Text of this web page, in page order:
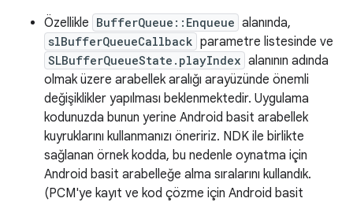
Özellikle BufferQueue::Enqueue alanında,
slBufferQueueCallback parametre listesinde ve
SLBufferQueueState.playIndex alanının adında
olmak üzere arabellek aralığı arayüzünde önemli
değişiklikler yapılması beklenmektedir. Uygulama
kodunuzda bunun yerine Android basit arabellek
kuyruklarını kullanmanızı öneririz. NDK ile birlikte
sağlanan örnek kodda, bu nedenle oynatma için
Android basit arabelleğe alma sıralarını kullandık.
(PCM'ye kayıt ve kod çözme için Android basit